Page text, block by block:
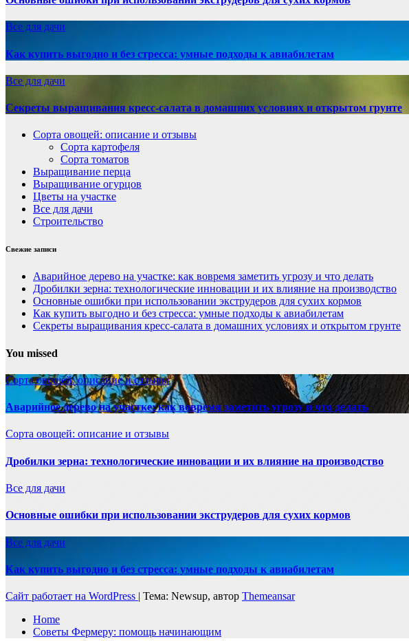
Все для дачи
Как купить выгодно и без стресса: умные подходы к авиабилетам
Все для дачи
Секреты выращивания кресс-салата в домашних условиях и открытом грунте
Сорта овощей: описание и отзывы
Сорта картофеля
Сорта томатов
Выращивание перца
Выращивание огурцов
Цветы на участке
Все для дачи
Строительство
Свежие записи
Аварийное дерево на участке: как вовремя заметить угрозу и что делать
Дробилки зерна: технологические инновации и их влияние на производство
Основные ошибки при использовании экструдеров для сухих кормов
Как купить выгодно и без стресса: умные подходы к авиабилетам
Секреты выращивания кресс-салата в домашних условиях и открытом грунте
You missed
Сорта овощей: описание и отзывы
Аварийное дерево на участке: как вовремя заметить угрозу и что делать
Сорта овощей: описание и отзывы
Дробилки зерна: технологические инновации и их влияние на производство
Все для дачи
Основные ошибки при использовании экструдеров для сухих кормов
Все для дачи
Как купить выгодно и без стресса: умные подходы к авиабилетам
Сайт работает на WordPress | Тема: Newsup, автор Themeansar
Home
Советы Фермеру: помощь начинающим